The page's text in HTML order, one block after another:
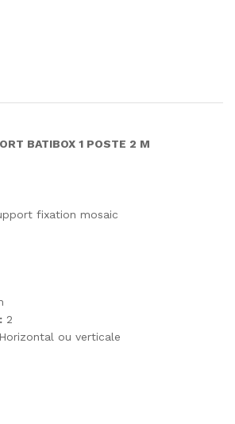
BATIBOX 1 POSTE 2 M
fixation mosaic
2
Horizontal ou verticale